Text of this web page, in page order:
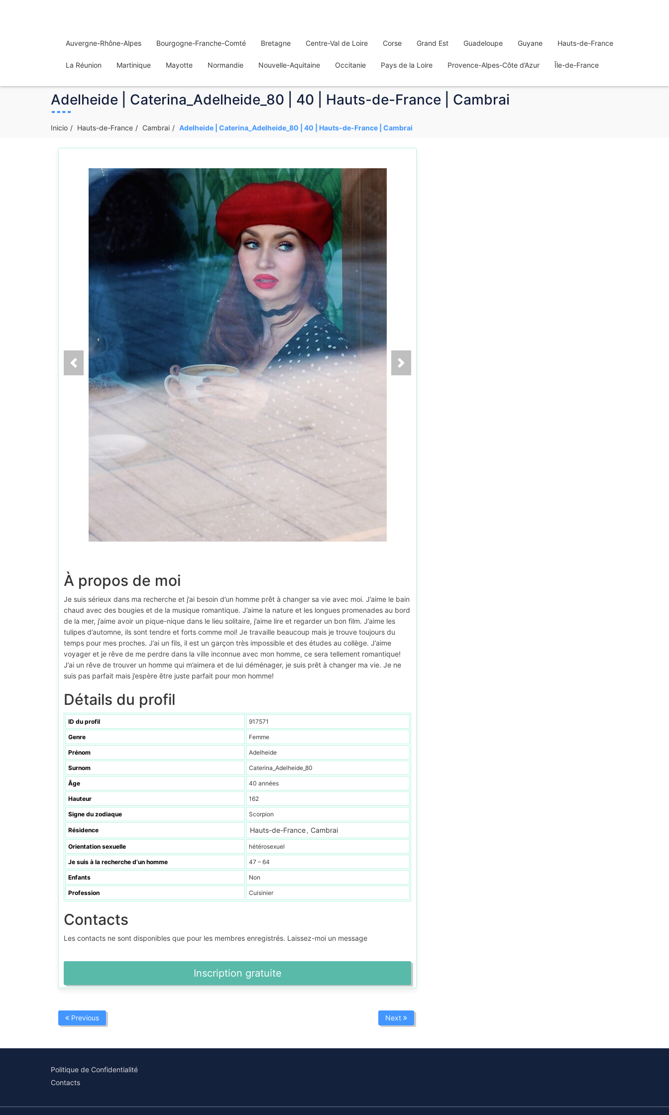
Auvergne-Rhône-Alpes Bourgogne-Franche-Comté Bretagne Centre-Val de Loire Corse Grand Est Guadeloupe Guyane Hauts-de-France
La Réunion Martinique Mayotte Normandie Nouvelle-Aquitaine Occitanie Pays de la Loire Provence-Alpes-Côte d’Azur Île-de-France
Adelheide | Caterina_Adelheide_80 | 40 | Hauts-de-France | Cambrai
Inicio Hauts-de-France Cambrai Adelheide | Caterina_Adelheide_80 | 40 | Hauts-de-France | Cambrai
À propos de moi
Je suis sérieux dans ma recherche et j’ai besoin d’un homme prêt à changer sa vie avec moi. J’aime le bain
chaud avec des bougies et de la musique romantique. J’aime la nature et les longues promenades au bord
de la mer, j’aime avoir un pique-nique dans le lieu solitaire, j’aime lire et regarder un bon film. J’aime les
tulipes d’automne, ils sont tendre et forts comme moi! Je travaille beaucoup mais je trouve toujours du
temps pour mes proches. J’ai un fils, il est un garçon très impossible et des études au collège. J’aime
voyager et je rêve de me perdre dans la ville inconnue avec mon homme, ce sera tellement romantique!
J’ai un rêve de trouver un homme qui m’aimera et de lui déménager, je suis prêt à changer ma vie. Je ne
suis pas parfait mais j’espère être juste parfait pour mon homme!
Détails du profil
ID du profil 917571
Genre Femme
Prénom Adelheide
Surnom Caterina_Adelheide_80
Âge 40 années
Hauteur 162
Signe du zodiaque Scorpion
Résidence Hauts-de-France , Cambrai
Orientation sexuelle hétérosexuel
Je suis à la recherche d’un homme 47 – 64
Enfants Non
Profession Cuisinier
Contacts
Les contacts ne sont disponibles que pour les membres enregistrés. Laissez-moi un message
Inscription gratuite
Previous Next
Politique de Confidentialité
Contacts